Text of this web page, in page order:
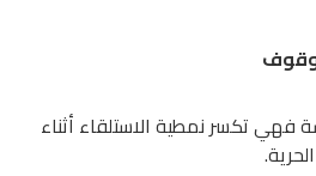
فهي تكسر نمطية الاستلقاء أثناء